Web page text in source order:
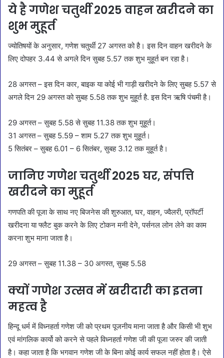
ये है गणेश चतुर्थी 2025 वाहन खरीदने का
शुभ मुहूर्त
ज्योतिषयों के अनुसार, गणेश चतुर्थी 27 अगस्त को है। इस दिन वाहन खरीदने के
लिए दोपहर 3.44 से अगले दिन सुबह 5.57 तक शुभ मुहूर्त बन रहा है।
28 अगस्त – इस दिन कार, बाइक या कोई भी गाड़ी खरीदने के लिए सुबह 5.57 से
अगले दिन 29 अगस्त को सुबह 5.58 तक शुभ मुहूर्त है. इस दिन ऋषि पंचमी है।
29 अगस्त – सुबह 5.58 से सुबह 11.38 तक शुभ मुहूर्त।
31 अगस्त – सुबह 5.59 – शाम 5.27 तक शुभ मुहूर्त।
5 सितंबर – सुबह 6.01 – 6 सितंबर, सुबह 3.12 तक मुहूर्त है।
जानिए गणेश चतुर्थी 2025 घर, संपत्ति
खरीदने का मुहूर्त
गणपति की पूजा के साथ नए बिजनेस की शुरुआत, घर, वाहन, ज्वैलरी, प्रॉपर्टी
खरीदना या फ्लैट बुक करने के लिए टोकन मनी देने, पर्सनल लोन लेने का काम
करना शुभ माना जाता है।
29 अगस्त – सुबह 11.38 – 30 अगस्त, सुबह 5.58
क्यों गणेश उत्सव में खरीदारी का इतना
महत्व है
हिन्दू धर्म में विध्नहर्ता गणेश जी को प्रथम पूजनीय माना जाता है और किसी भी शुभ
एवं मांगलिक कार्यो को करने से पहले विध्नहर्ता गणेश जी की पूजा जरुर की जाती
है। कहा जाता है कि भगवान गणेश जी के बिना कोई कार्य सफल नहीं होता है। ऐसे